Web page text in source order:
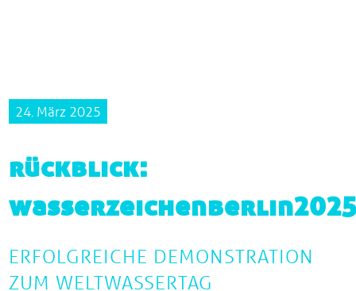
24. März 2025
rückblick:
ERFOLGREICHE DEMONSTRATION
ZUM WELTWASSERTAG